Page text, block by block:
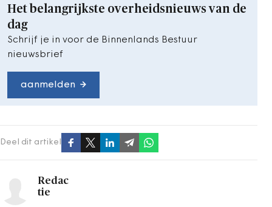
Het belangrijkste overheidsnieuws van de
dag
Schrijf je in voor de Binnenlands Bestuur
nieuwsbrief
aanmelden
Deel dit artikel
Redac
tie